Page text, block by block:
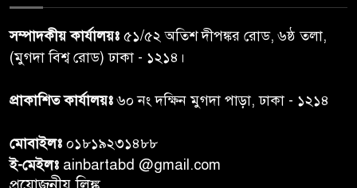
মাঝে ১৩ লক্ষ ১৫ হাজার টাকা
বিতরণ
৬
বান্দরবানে বন্যায় ক্ষতিগ্রস্তদের
দক্ষিণ চট্টগ্রামের এক অসহায় ও
৮
সম্পাদকীয় কার্যালয়ঃ ৫১/৫২ অতিশ দীপঙ্কর রোড, ৬ষ্ঠ তলা,
(মুগদা বিশ্ব রোড) ঢাকা - ১২১৪।
প্রাকাশিত কার্যালয়ঃ৬০ নং দক্ষিন মুগদা পাড়া, ঢাকা - ১২১৪
মোবাইলঃ ০১৮১৯২৩১৪৮৮
ই-মেইলঃ ainbartabd @gmail.com